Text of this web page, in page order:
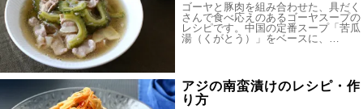
ゴーヤと豚肉を組み合わせた、具だく
さんで食べ応えのあるゴーヤスープの
レシピです。中国の定番スープ「苦瓜
湯（くがとう）」をベースに、…
アジの南蛮漬けのレシピ・作
り方